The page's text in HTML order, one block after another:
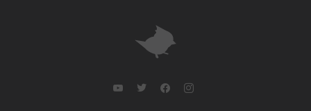
youtubetwitterfacebookinstagram